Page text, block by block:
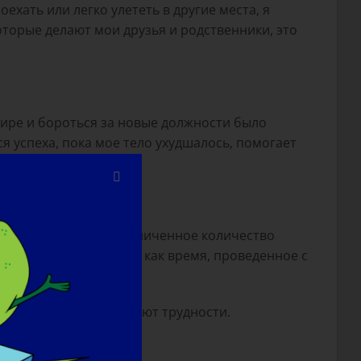
или легко улететь в другие места, я
делают мои друзья и родственники, это
и бороться за новые должности было
успеха, пока мое тело ухудшалось, помогает
жизни. У меня ограниченное количество
не так важна, как время, проведенное с
которые испытывают трудности.